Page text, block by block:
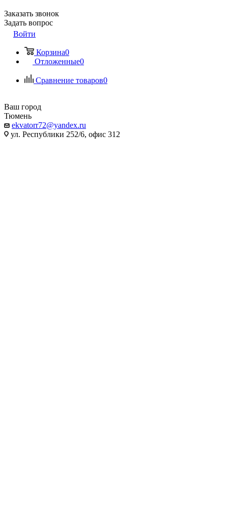
Заказать звонок
Задать вопрос
Войти
Корзина0
Отложенные0
Сравнение товаров0
Ваш город
Тюмень
ekvatorr72@yandex.ru
ул. Республики 252/6, офис 312